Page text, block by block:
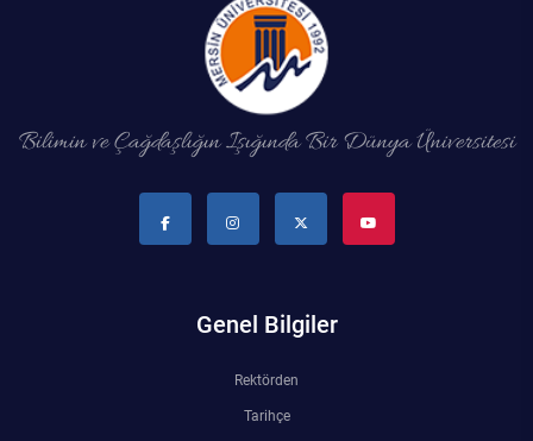
Bilimin ve Çağdaşlığın Işığında Bir Dünya Üniversitesi
Genel Bilgiler
Rektörden
Tarihçe